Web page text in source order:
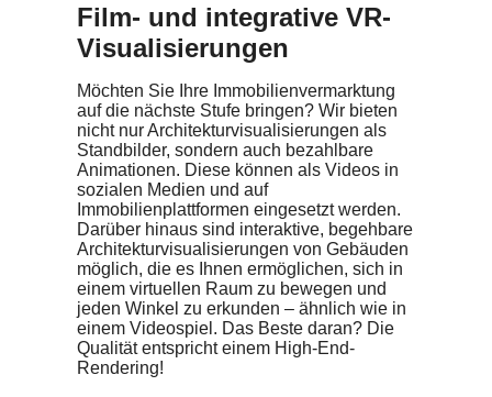
Film- und integrative VR-
Visualisierungen
Möchten Sie Ihre Immobilienvermarktung
auf die nächste Stufe bringen? Wir bieten
nicht nur Architekturvisualisierungen als
Standbilder, sondern auch bezahlbare
Animationen. Diese können als Videos in
sozialen Medien und auf
Immobilienplattformen eingesetzt werden.
Darüber hinaus sind interaktive, begehbare
Architekturvisualisierungen von Gebäuden
möglich, die es Ihnen ermöglichen, sich in
einem virtuellen Raum zu bewegen und
jeden Winkel zu erkunden – ähnlich wie in
einem Videospiel. Das Beste daran? Die
Qualität entspricht einem High-End-
Rendering!